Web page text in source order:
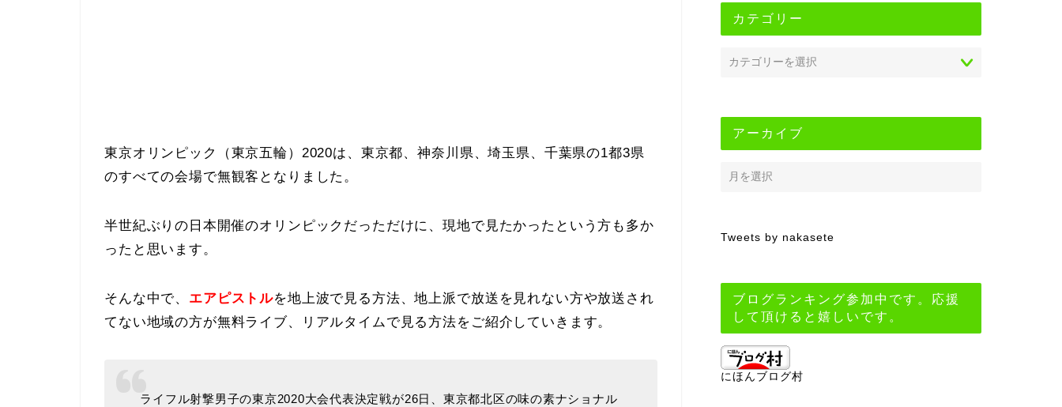
東京オリンピック（東京五輪）2020は、東京都、神奈川県、埼玉県、千葉県の1都3県
のすべての会場で無観客となりました。
半世紀ぶりの日本開催のオリンピックだっただけに、現地で見たかったという方も多か
ったと思います。
そんな中で、 エアピストルを地上波で見る方法、地上派で放送を見れない方や放送され
てない地域の方が無料ライブ、リアルタイムで見る方法をご紹介していきます。
ライフル射撃男子の東京2020大会代表決定戦が26日、東京都北区の味の素ナショナル
カテゴリー
アーカイブ
Tweets by nakasete
ブログランキング参加中です。応援
して頂けると嬉しいです。
にほんブログ村